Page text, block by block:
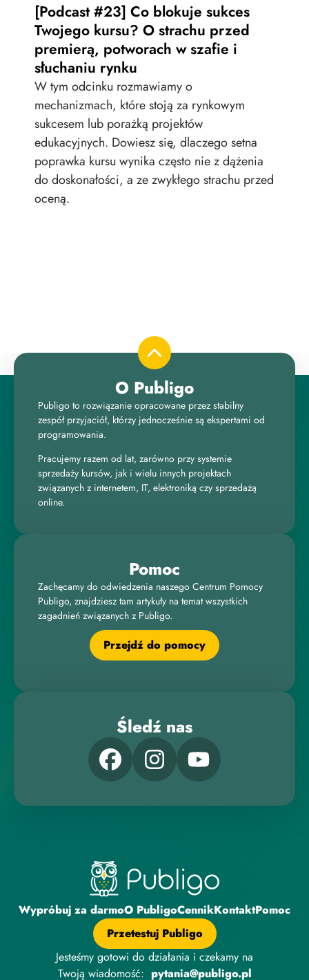
[Podcast #23] Co blokuje sukces
Twojego kursu? O strachu przed
premierą, potworach w szafie i
słuchaniu rynku
W tym odcinku rozmawiamy o
mechanizmach, które stoją za rynkowym
sukcesem lub porażką projektów
edukacyjnych. Dowiesz się, dlaczego setna
poprawka kursu wynika często nie z dążenia
do doskonałości, a ze zwykłego strachu przed
oceną.
O Publigo
Publigo to rozwiązanie opracowane przez stabilny
zespół przyjaciół, którzy jednocześnie są ekspertami od
programowania.
Pracujemy razem od lat, zarówno przy systemie
sprzedaży kursów, jak i wielu innych projektach
związanych z internetem, IT, elektroniką czy sprzedażą
online.
Pomoc
Zachęcamy do odwiedzenia naszego Centrum Pomocy
Publigo, znajdziesz tam artykuły na temat wszystkich
zagadnień związanych z Publigo.
Przejdź do pomocy
Śledź nas
Wypróbuj za darmoO PubligoCennikKontaktPomoc
Przetestuj Publigo
Jesteśmy gotowi do działania i czekamy na
Twoją wiadomość: pytania@publigo.pl